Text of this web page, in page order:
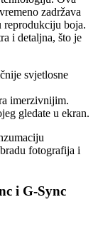
zadržava
reprodukciju boja.
i detaljna, što je
svjetlosne
imerzivnijim.
gledate u ekran.
fotografija i
i G-Sync